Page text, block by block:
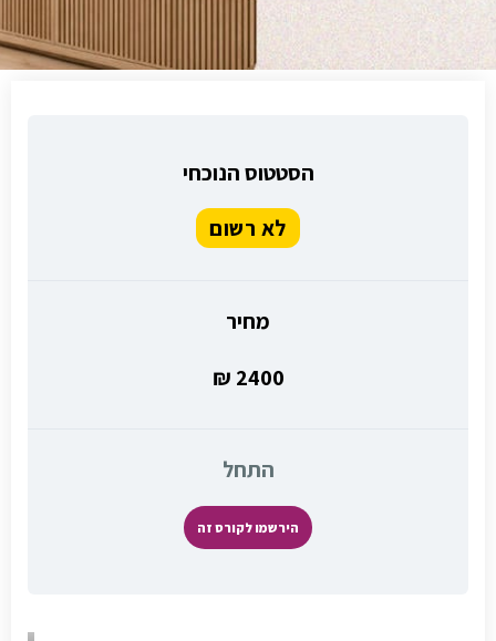
הסטטוס הנוכחי
לא רשום
מחיר
2400 ₪
התחל
הירשמו לקורס זה